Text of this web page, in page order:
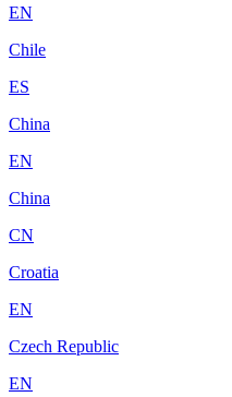
EN
Chile
ES
China
EN
China
CN
Croatia
EN
Czech Republic
EN